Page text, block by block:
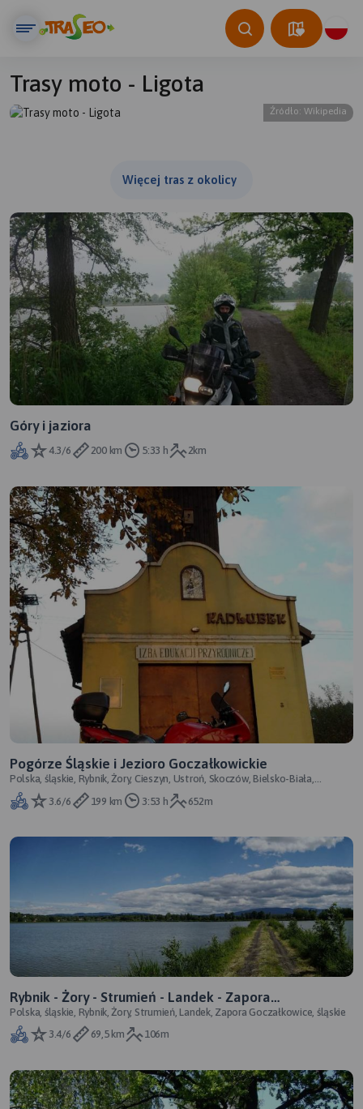
Trasy moto - Ligota
Źródło: Wikipedia
© Traseo Map © OpenMapTiles © OpenStreetMap contributors
Więcej tras z okolicy
Góry i jaziora
4.3/6 200 km 5:33 h 2km
Pogórze Śląskie i Jezioro Goczałkowickie
Polska, śląskie, Rybnik, Żory, Cieszyn, Ustroń, Skoczów, Bielsko-Biała,
Strumień, śląskie
3.6/6
199 km 3:53 h 652m
Rybnik - Żory - Strumień - Landek - Zapora
Goczałkowice
Polska, śląskie, Rybnik, Żory, Strumień, Landek, Zapora Goczałkowice, śląskie
3.4/6
69,5 km 106m